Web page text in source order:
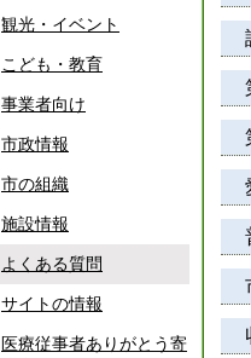
観光・イベント
こども・教育
事業者向け
市政情報
市の組織
施設情報
よくある質問
サイトの情報
医療従事者ありがとう寄